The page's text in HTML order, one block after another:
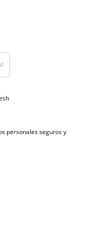
personales seguros y